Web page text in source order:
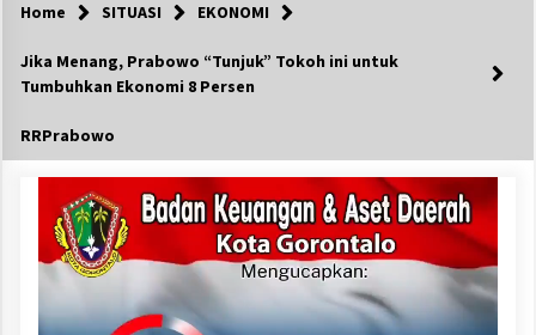
Home SITUASI EKONOMI
Jika Menang, Prabowo “Tunjuk” Tokoh ini untuk
Tumbuhkan Ekonomi 8 Persen
RRPrabowo